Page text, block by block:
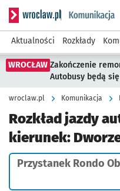
Serwis informacyjny
Aktualności Rozkłady
WROCŁAW Zakończenie
Autobusy będą
wroclaw.pl Komunikacja
Rozkład jazdy
kierunek:
Przystanek Rondo